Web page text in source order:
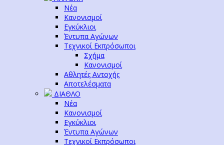
Νέα
Κανονισμοί
Εγκύκλιοι
Έντυπα Αγώνων
Τεχνικοί Εκπρόσωποι
Σχήμα
Κανονισμοί
Αθλητές Αντοχής
Αποτελέσματα
ΔΙΑΘΛΟ
Νέα
Κανονισμοί
Εγκύκλιοι
Έντυπα Αγώνων
Τεχνικοί Εκπρόσωποι